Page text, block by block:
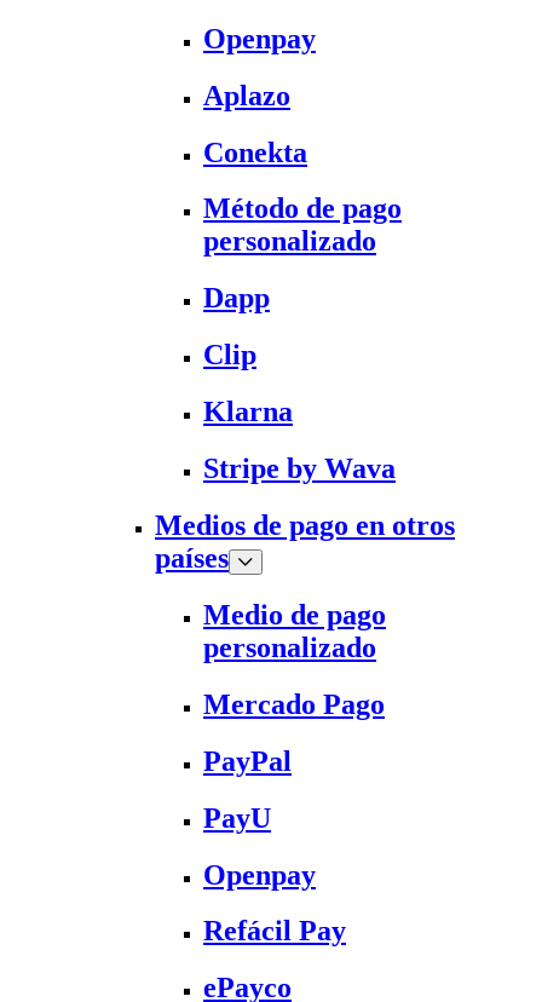
Openpay
Aplazo
Conekta
Método de pago
personalizado
Dapp
Clip
Klarna
Stripe by Wava
Medios de pago en otros
países
Medio de pago
personalizado
Mercado Pago
PayPal
PayU
Openpay
Refácil Pay
ePayco